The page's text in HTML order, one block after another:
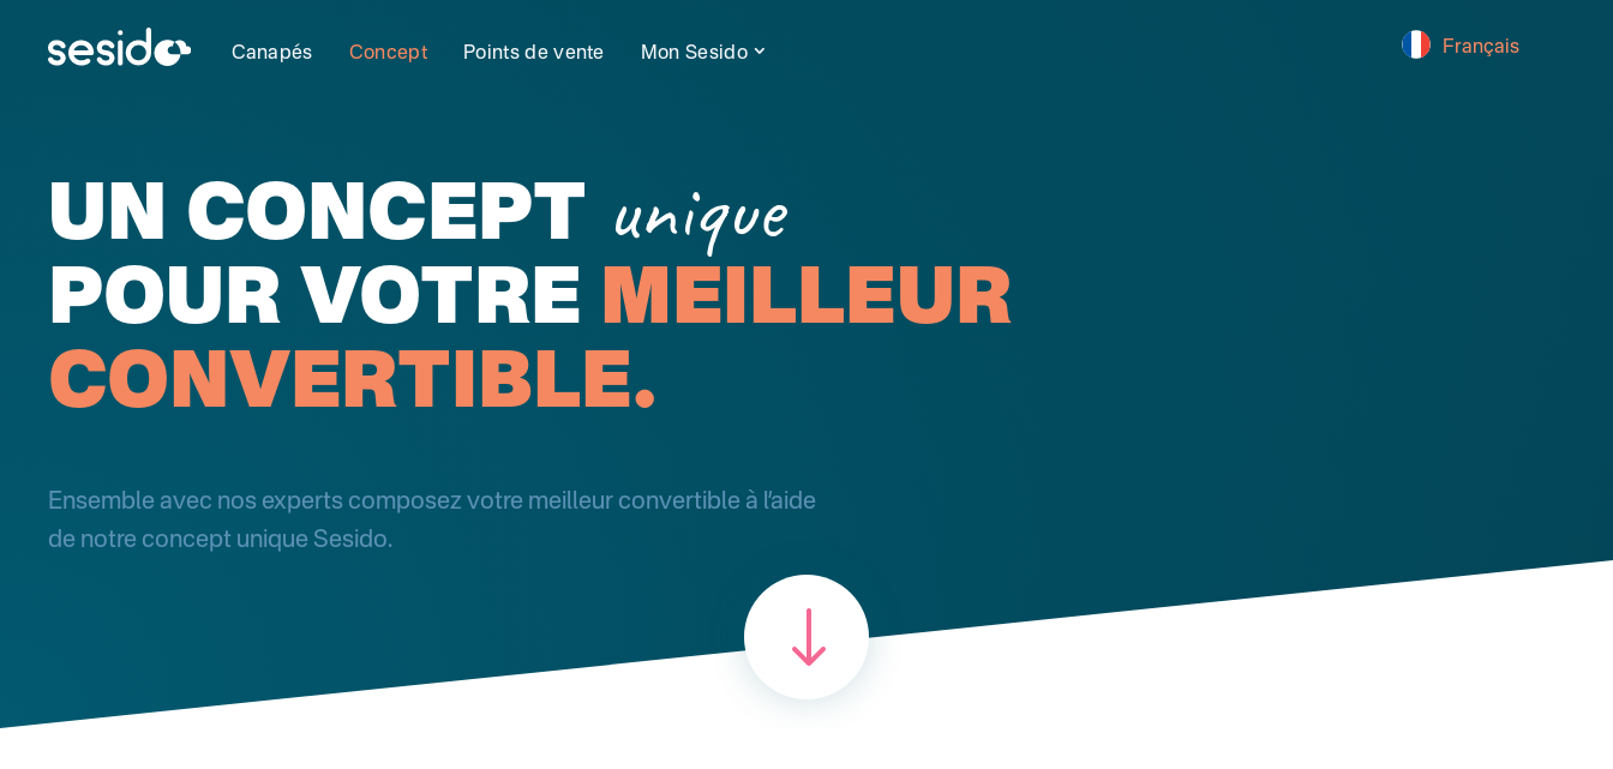
Canapés Concept Points de vente Mon Sesido Français
UN CONCEPT unique
POUR VOTRE MEILLEUR
CONVERTIBLE.
Ensemble avec nos experts composez votre meilleur convertible à l’aide
de notre concept unique Sesido.
"